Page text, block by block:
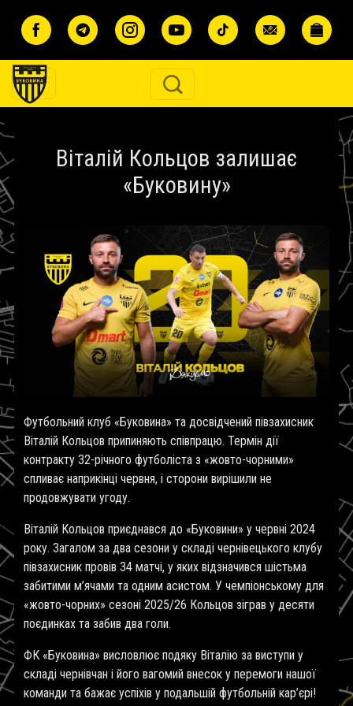
Віталій Кольцов залишає
«Буковину»
Футбольний клуб «Буковина» та досвідчений півзахисник
Віталій Кольцов припиняють співпрацю. Термін дії
контракту 32-річного футболіста з «жовто-чорними»
спливає наприкінці червня, і сторони вирішили не
продовжувати угоду.
Віталій Кольцов приєднався до «Буковини» у червні 2024
року. Загалом за два сезони у складі чернівецького клубу
півзахисник провів 34 матчі, у яких відзначився шістьма
забитими м’ячами та одним асистом. У чемпіонському для
«жовто-чорних» сезоні 2025/26 Кольцов зіграв у десяти
поєдинках та забив два голи.
ФК «Буковина» висловлює подяку Віталію за виступи у
складі чернівчан і його вагомий внесок у перемоги нашої
команди та бажає успіхів у подальшій футбольній кар’єрі!